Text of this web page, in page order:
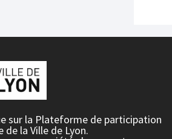
sur la Plateforme de participation
de la Ville de Lyon.